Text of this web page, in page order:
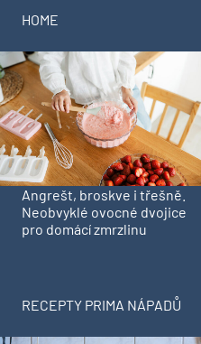
HOME
Angrešt, broskve i třešně.
Neobvyklé ovocné dvojice
pro domácí zmrzlinu
RECEPTY PRIMA NÁPADŮ